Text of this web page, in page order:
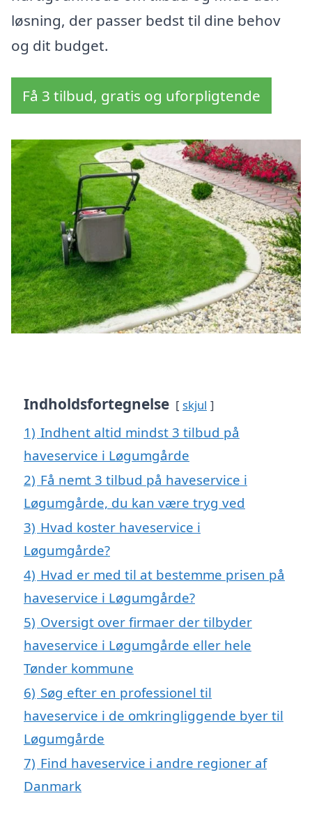
løsning, der passer bedst til dine behov
og dit budget.
Få 3 tilbud, gratis og uforpligtende
Indholdsfortegnelse skjul
1) Indhent altid mindst 3 tilbud på
haveservice i Løgumgårde
2) Få nemt 3 tilbud på haveservice i
Løgumgårde, du kan være tryg ved
3) Hvad koster haveservice i
Løgumgårde?
4) Hvad er med til at bestemme prisen på
haveservice i Løgumgårde?
5) Oversigt over firmaer der tilbyder
haveservice i Løgumgårde eller hele
Tønder kommune
6) Søg efter en professionel til
haveservice i de omkringliggende byer til
Løgumgårde
7) Find haveservice i andre regioner af
Danmark